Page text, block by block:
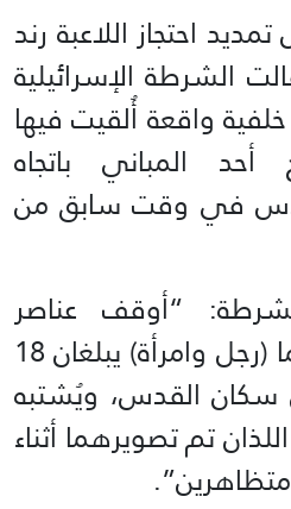
احتجاز اللاعبة رند
قالت الشرطة الإسرائيلية
واقعة أُلقيت فيها
المباني باتجاه
في وقت سابق من
“أوقف عناصر
الشرطة مشتبهاً بهما (رجل وامرأة) يبلغان 18
من سكان القدس، ويُشتبه
تم تصويرهما أثناء
متظاهرين”.